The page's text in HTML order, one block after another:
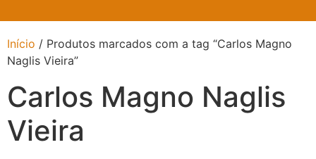
Início / Produtos marcados com a tag “Carlos Magno
Naglis Vieira”
Carlos Magno Naglis
Vieira